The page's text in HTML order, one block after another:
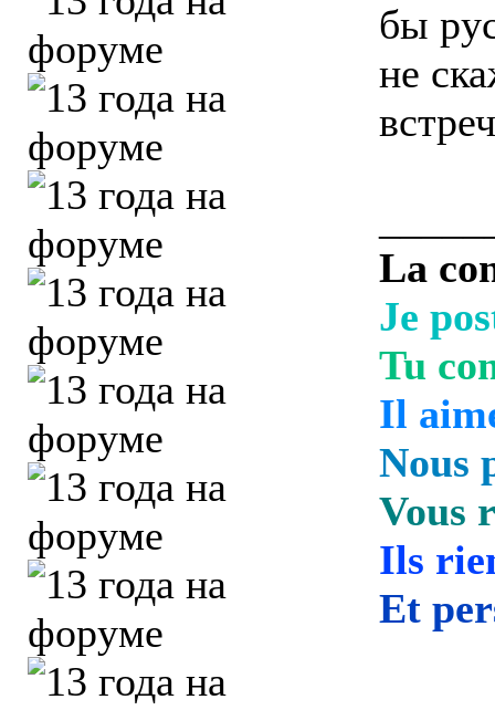
бы
не
La
Je
Tu
Il
Nous
Vous
Ils
Et